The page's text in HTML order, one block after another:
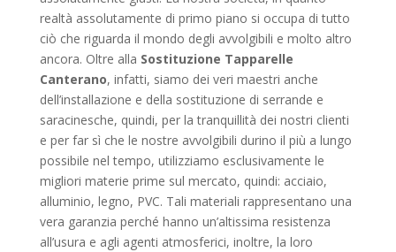
realtà assolutamente di primo piano si occupa di tutto
ciò che riguarda il mondo degli avvolgibili e molto altro
ancora. Oltre alla Sostituzione Tapparelle
Canterano, infatti, siamo dei veri maestri anche
dell’installazione e della sostituzione di serrande e
saracinesche, quindi, per la tranquillità dei nostri clienti
e per far sì che le nostre avvolgibili durino il più a lungo
possibile nel tempo, utilizziamo esclusivamente le
migliori materie prime sul mercato, quindi: acciaio,
alluminio, legno, PVC. Tali materiali rappresentano una
vera garanzia perché hanno un’altissima resistenza
all’usura e agli agenti atmosferici, inoltre, la loro